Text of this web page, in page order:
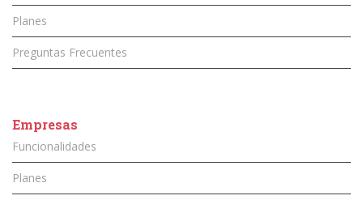
Planes
Preguntas Frecuentes
Empresas
Funcionalidades
Planes